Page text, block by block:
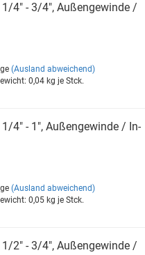
1/4" - 3/4", Au­ßen­ge­win­de /
(Ausland abweichend)
0,04kg je Stck.
1/4" - 1", Au­ßen­ge­win­de / In­
(Ausland abweichend)
0,05kg je Stck.
1/2" - 3/4", Au­ßen­ge­win­de /